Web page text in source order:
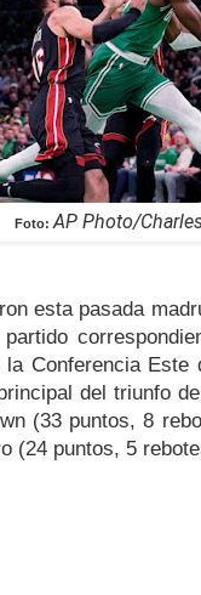
Foto: AP Photo/
esta pasada
Conferencia
del triunfo
(33 puntos, 8
(24 puntos, 5